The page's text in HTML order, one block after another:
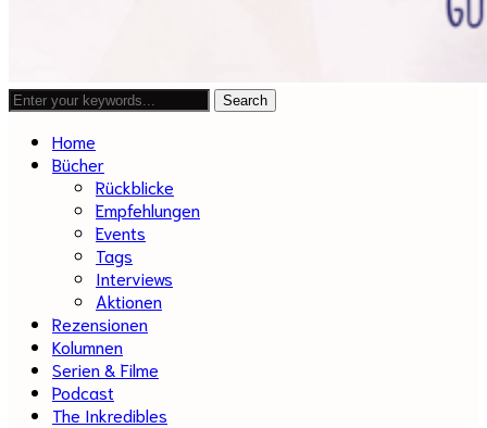
Home
Bücher
Rückblicke
Empfehlungen
Events
Tags
Interviews
Aktionen
Rezensionen
Kolumnen
Serien & Filme
Podcast
The Inkredibles